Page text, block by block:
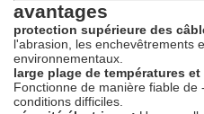
avantages
protection supérieure des
l'abrasion, les enchevêtrements
environnementaux.
large plage de températures
Fonctionne de manière fiable de
conditions difficiles.